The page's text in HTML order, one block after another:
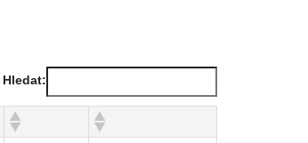
Hledat: